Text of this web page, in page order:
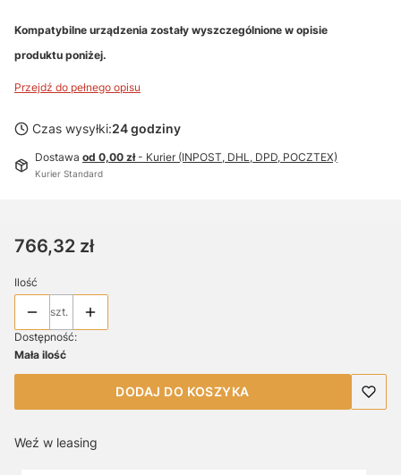
Kompatybilne urządzenia zostały wyszczególnione w opisie
produktu poniżej.
Przejdź do pełnego opisu
Czas wysyłki:24 godziny
Dostawa od 0,00 zł- Kurier (INPOST, DHL, DPD, POCZTEX)
Kurier Standard
Cena
766,32 zł
Ilość
szt.
Dostępność:
Mała ilość
DODAJ DO KOSZYKA
Weź w leasing